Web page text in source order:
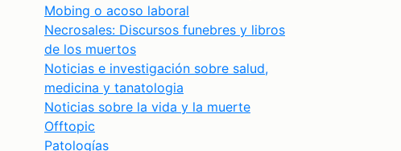
Mobing o acoso laboral
Necrosales: Discursos funebres y libros
de los muertos
Noticias e investigación sobre salud,
medicina y tanatologia
Noticias sobre la vida y la muerte
Offtopic
Patologías